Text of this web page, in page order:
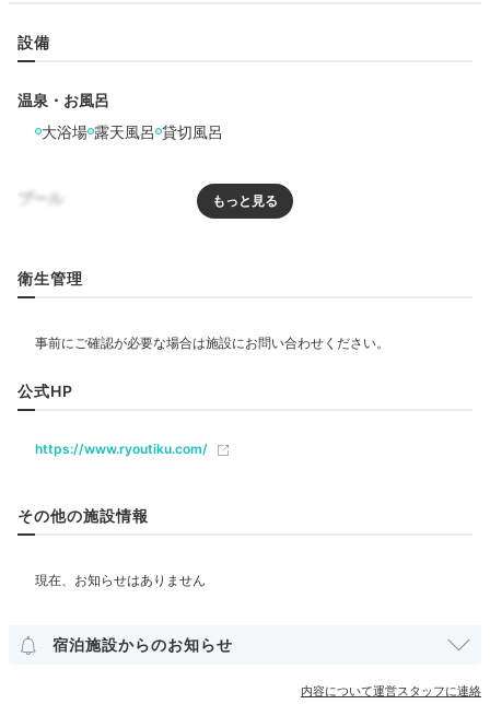
ろごろ。足湯で海を眺めたり、キッズスペースでお子さ
約しておくのも◎。多彩な館内施設で充実した時間を過
湯上がり処では、ソフトドリンクやお酒のサービスがありました。
Dinner
設備
温泉・お風呂
大浴場 露天風呂 貸切風呂
プール
リラクゼーション
飲食
レストラン
ベビー＆子供関連
部屋情報
宴会場 売店・ギフトショップ
衛生管理
公式HP
https://www.ryoutiku.com/
その他の施設情報
宿泊施設からのお知らせ
内容について運営スタッフに連絡